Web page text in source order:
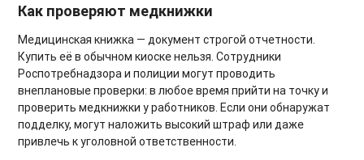
Как проверяют медкнижки
Медицинская книжка — документ строгой отчетности.
Купить её в обычном киоске нельзя. Сотрудники
Роспотребнадзора и полиции могут проводить
внеплановые проверки: в любое время прийти на точку и
проверить медкнижки у работников. Если они обнаружат
подделку, могут наложить высокий штраф или даже
привлечь к уголовной ответственности.